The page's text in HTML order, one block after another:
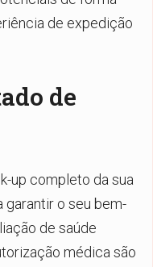
de expedição
de
up completo da sua
garantir o seu bem-
de saúde
médica são